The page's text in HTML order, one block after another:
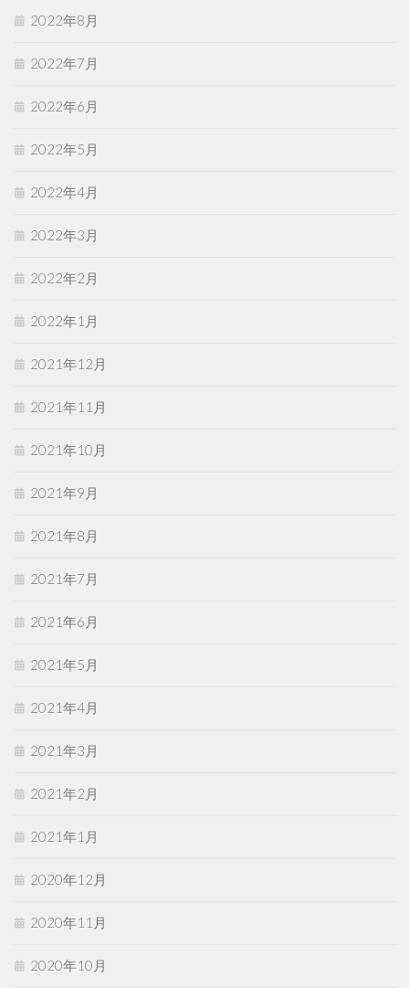
2022年8月
2022年7月
2022年6月
2022年5月
2022年4月
2022年3月
2022年2月
2022年1月
2021年12月
2021年11月
2021年10月
2021年9月
2021年8月
2021年7月
2021年6月
2021年5月
2021年4月
2021年3月
2021年2月
2021年1月
2020年12月
2020年11月
2020年10月